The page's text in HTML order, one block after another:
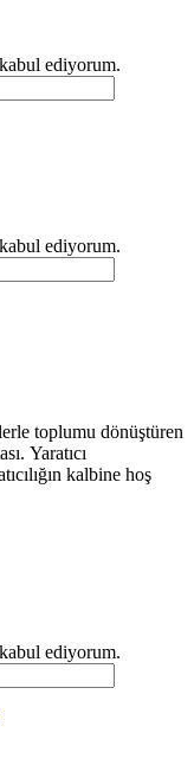
ediyorum.
ediyorum.
toplumu dönüştüren
Yaratıcı
kalbine hoş
ediyorum.